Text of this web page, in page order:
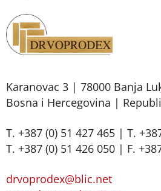
Karanovac 3 | 78000 Banja
Bosna i Hercegovina |
T. +387 (0) 51 427 465 | T.
T. +387 (0) 51 426 050 | F.
drvoprodex@blic.net